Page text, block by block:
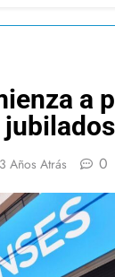
a
jubilados
3 Años Atrás 0